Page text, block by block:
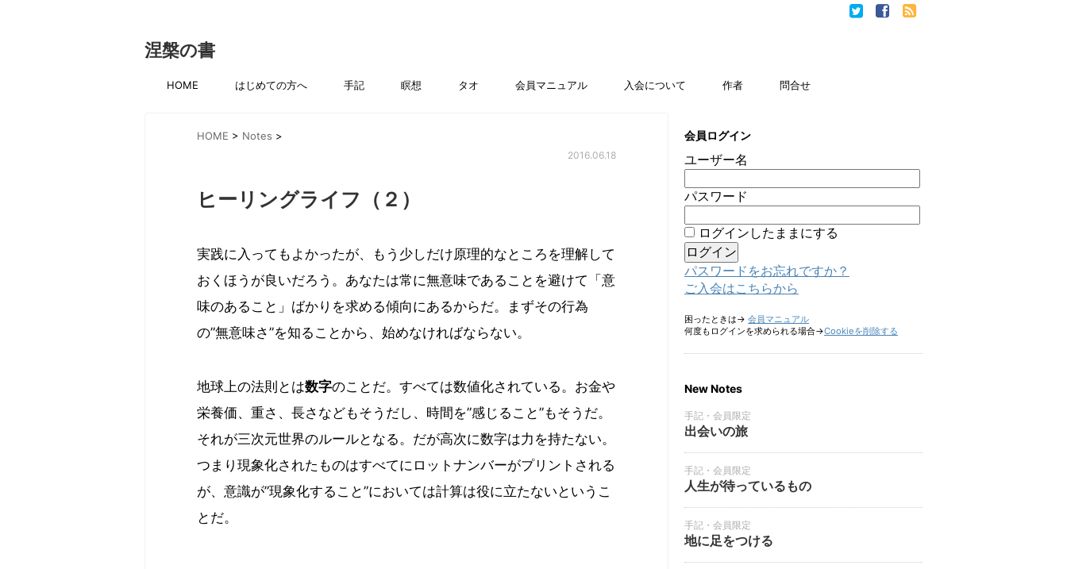
涅槃の書
HOME はじめての方へ 手記 瞑想 タオ 会員マニュアル 入会について 作者 問合せ
HOME > Notes >
2016.06.18
ヒーリングライフ（２）
実践に入ってもよかったが、もう少しだけ原理的なところを理解して
おくほうが良いだろう。あなたは常に無意味であることを避けて「意
味のあること」ばかりを求める傾向にあるからだ。まずその行為
の”無意味さ”を知ることから、始めなければならない。
地球上の法則とは数字のことだ。すべては数値化されている。お金や
栄養価、重さ、長さなどもそうだし、時間を”感じること”もそうだ。
それが三次元世界のルールとなる。だが高次に数字は力を持たない。
つまり現象化されたものはすべてにロットナンバーがプリントされる
が、意識が”現象化すること”においては計算は役に立たないというこ
とだ。
会員ログイン
ユーザー名
パスワード
ログインしたままにする
パスワードをお忘れですか？
ご入会はこちらから
困ったときは→ 会員マニュアル
何度もログインを求められる場合→Cookieを削除する
New Notes
手記・会員限定
出会いの旅
手記・会員限定
人生が待っているもの
手記・会員限定
地に足をつける